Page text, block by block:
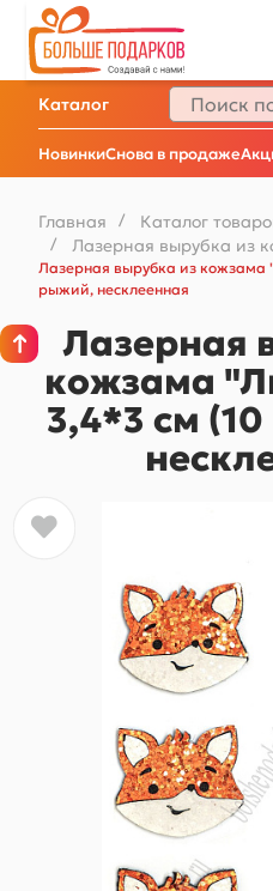
НовинкиСнова в продаже
Каталог
Главная / Каталог
/ Лазерная вырубка из
Лазерная вырубка из
рыжий, несклеенная
Лазерная
кожзама
3,4*3 см